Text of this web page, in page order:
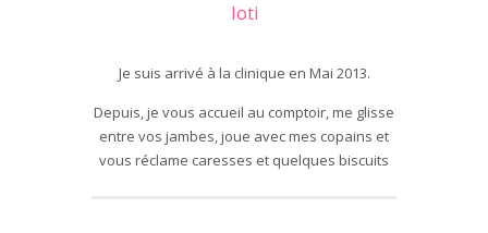
Ioti
Je suis arrivé à la clinique en Mai 2013.
Depuis, je vous accueil au comptoir, me glisse
entre vos jambes, joue avec mes copains et
vous réclame caresses et quelques biscuits